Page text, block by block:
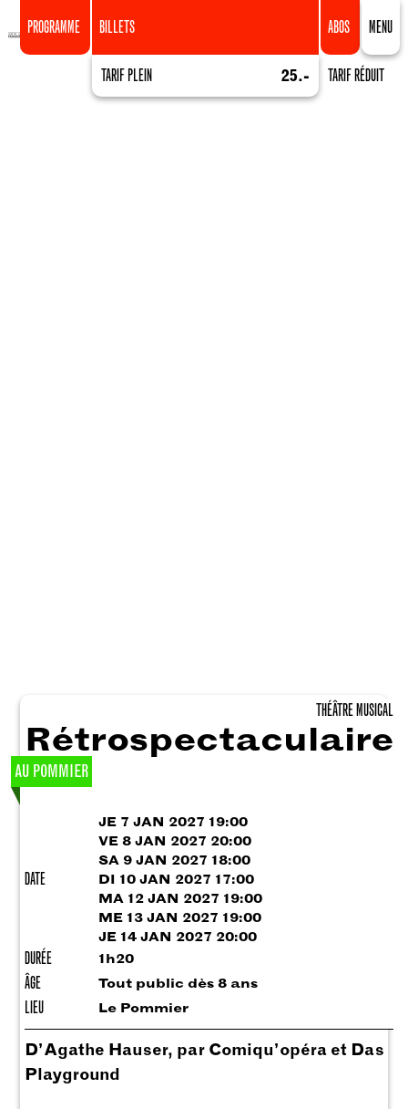
PROGRAMME BILLETS
TARIF PLEIN 25.- TARIF RÉDUIT
ABOS MENU
THÉÂTRE MUSICAL
Rétrospectaculaire
AU POMMIER
DATE
JE 7 JAN 2027 19:00
VE 8 JAN 2027 20:00
SA 9 JAN 2027 18:00
DI 10 JAN 2027 17:00
MA 12 JAN 2027 19:00
ME 13 JAN 2027 19:00
JE 14 JAN 2027 20:00
DURÉE 1h20
ÂGE Tout public dès 8 ans
LIEU Le Pommier
D’Agathe Hauser, par Comiqu’opéra et Das
Playground